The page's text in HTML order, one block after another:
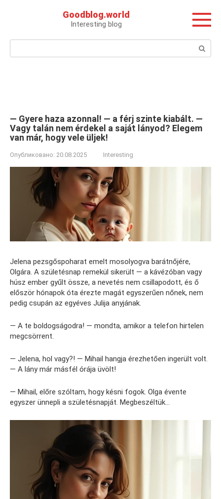
Goodblog.world
Interesting blog
Поиск:
— Gyere haza azonnal! — a férj szinte kiabált. —
Vagy talán nem érdekel a saját lányod? Elegem
van már, hogy vele üljek!
Опубликовано: 20.08.2025 Interesting
Jelena pezsgőspoharat emelt mosolyogva barátnőjére,
Olgára. A születésnap remekül sikerült — a kávézóban vagy
húsz ember gyűlt össze, a nevetés nem csillapodott, és ő
először hónapok óta érezte magát egyszerűen nőnek, nem
pedig csupán az egyéves Julija anyjának.
— A te boldogságodra! — mondta, amikor a telefon hirtelen
megcsörrent.
— Jelena, hol vagy?! — Mihail hangja érezhetően ingerült volt.
— A lány már másfél órája üvölt!
— Mihail, előre szóltam, hogy késni fogok. Olga évente
egyszer ünnepli a születésnapját. Megbeszéltük…